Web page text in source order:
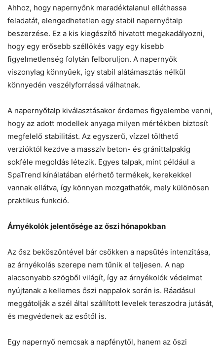
Ahhoz, hogy napernyőnk maradéktalanul elláthassa
feladatát, elengedhetetlen egy stabil napernyőtalp
beszerzése. Ez a kis kiegészítő hivatott megakadályozni,
hogy egy erősebb széllökés vagy egy kisebb
figyelmetlenség folytán felboruljon. A napernyők
viszonylag könnyűek, így stabil alátámasztás nélkül
könnyedén veszélyforrássá válhatnak.
A napernyőtalp kiválasztásakor érdemes figyelembe venni,
hogy az adott modellek anyaga milyen mértékben biztosít
megfelelő stabilitást. Az egyszerű, vízzel tölthető
verzióktól kezdve a masszív beton- és gránittalpakig
sokféle megoldás létezik. Egyes talpak, mint például a
SpaTrend kínálatában elérhető termékek, kerekekkel
vannak ellátva, így könnyen mozgathatók, mely különösen
praktikus funkció.
Árnyékolók jelentősége az őszi hónapokban
Az ősz beköszöntével bár csökken a napsütés intenzitása,
az árnyékolás szerepe nem tűnik el teljesen. A nap
alacsonyabb szögből világít, így az árnyékolók védelmet
nyújtanak a kellemes őszi nappalok során is. Ráadásul
meggátolják a szél által szállított levelek teraszodra jutását,
és megvédenek az esőtől is.
Egy napernyő nemcsak a napfénytől, hanem az őszi